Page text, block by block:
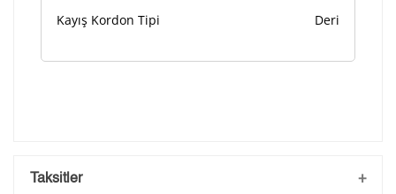
Kayış Kordon Tipi
Deri
Taksitler